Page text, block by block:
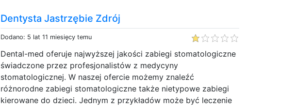
Dentysta Jastrzębie Zdrój
Dodano: 5 lat 11 miesięcy temu
Dental-med oferuje najwyższej jakości zabiegi stomatologiczne
świadczone przez profesjonalistów z medycyny
stomatologicznej. W naszej ofercie możemy znaleźć
różnorodne zabiegi stomatologiczne także nietypowe zabiegi
kierowane do dzieci. Jednym z przykładów może być leczenie